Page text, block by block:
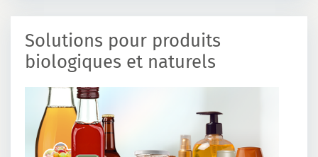
Solutions pour produits
biologiques et naturels